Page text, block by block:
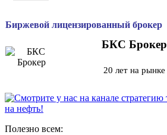
Биржевой лицензированный брокер
БКС Брокер
20 лет на рынке
Полезно всем: